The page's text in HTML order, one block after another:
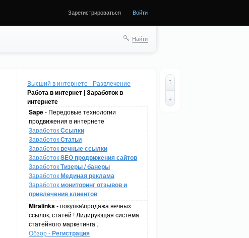
Зарегистрироваться Войти
Найти
Высший в интернете - Развлечение
Работа в интернет | Заработок в
интернете
Sape- Передовые технологии
продвижения в интернете
ЗаработокСсылки
ЗаработокСтатьи
Заработоквечные ссылки
ЗаработокSEO продвижения сайтов
ЗаработокТизеры / банеры
ЗаработокМединая реклама
Заработокмониторинг отзывов и
привлечения клиентов
Miralinks- покупка\продажа вечных
ссылок, статей ! Лидирующая система
статейного маркетинга .
Обзор -Регистрация